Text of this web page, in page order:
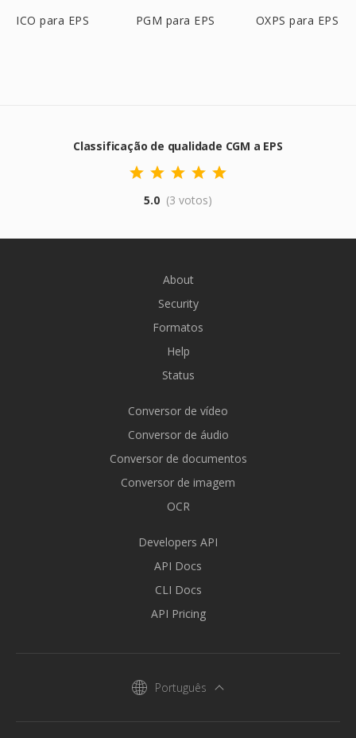
ICO para EPS PGM para EPS OXPS para EPS
Classificação de qualidade CGM a EPS
5.0 (3 votos)
About
Security
Formatos
Help
Status
Conversor de vídeo
Conversor de áudio
Conversor de documentos
Conversor de imagem
OCR
Developers API
API Docs
CLI Docs
API Pricing
Português